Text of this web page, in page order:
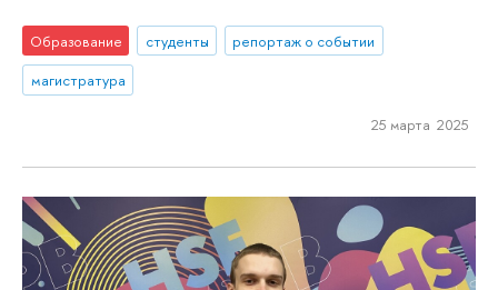
Образование студенты
репортаж о событии
магистратура
25 марта 2025